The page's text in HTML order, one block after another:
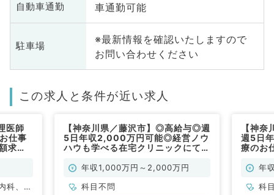
自動車通勤 車通勤可能
駐車場
※最新情報を確認いたしますので
お問い合わせください
この求人と条件が近い求人
医師
仕事
求人
科、外
【神奈川県／藤沢市】◎高給与◎週
5日年収2,000万円可能◎経営ノウ
ハウも学べる在宅クリニックにて訪
年収1,000万円～2,000万円
科目不問
【神
週5日
療のお
年
科